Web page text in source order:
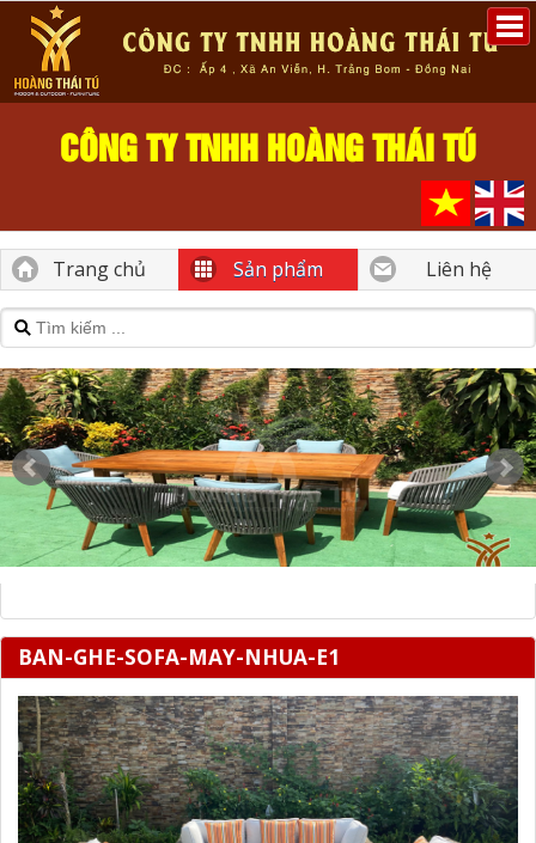
CÔNG TY TNHH HOÀNG THÁI TÚ
Trang chủ Sản phẩm Liên hệ
BAN-GHE-SOFA-MAY-NHUA-E1